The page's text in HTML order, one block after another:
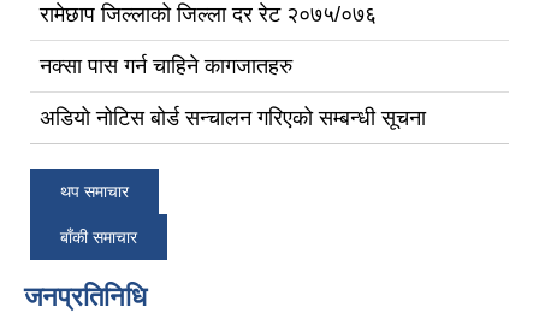
रामेछाप जिल्लाको जिल्ला दर रेट २०७५/०७६
नक्सा पास गर्न चाहिने कागजातहरु
अडियो नोटिस बोर्ड सन्चालन गरिएको सम्बन्धी सूचना
थप समाचार
बाँकी समाचार
जनप्रतिनिधि